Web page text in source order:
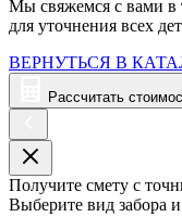
Мы свяжемся с вами в
для уточнения всех
ВЕРНУТЬСЯ В
Рассчитать
Получите смету с
Выберите вид забора